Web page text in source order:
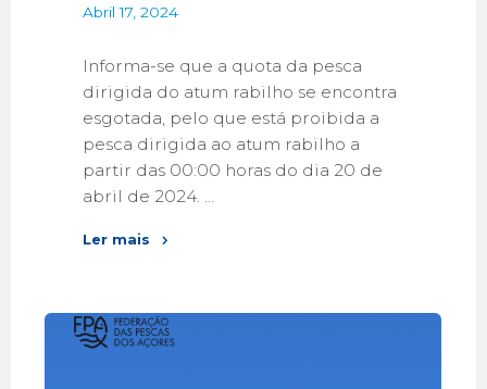
Abril 17, 2024
Informa-se que a quota da pesca
dirigida do atum rabilho se encontra
esgotada, pelo que está proibida a
pesca dirigida ao atum rabilho a
partir das 00:00 horas do dia 20 de
abril de 2024. …
Ler mais